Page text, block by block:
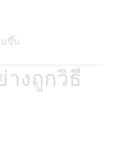
มขึ้น
างถูกวิธี